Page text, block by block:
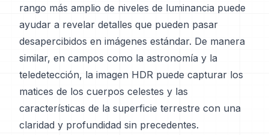
rango más amplio de niveles de luminancia puede
ayudar a revelar detalles que pueden pasar
desapercibidos en imágenes estándar. De manera
similar, en campos como la astronomía y la
teledetección, la imagen HDR puede capturar los
matices de los cuerpos celestes y las
características de la superficie terrestre con una
claridad y profundidad sin precedentes.